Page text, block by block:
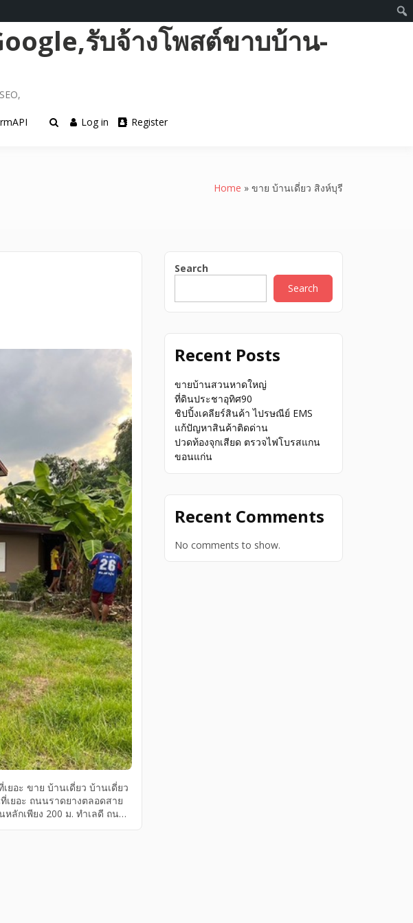
รับจ้างโพสต์ขาบบ้าน-
Log in Register
Home » ขาย บ้านเดี่ยว สิงห์บุรี
ยอะ ขาย บ้านเดี่ยว บ้านเดี่ยว
เยอะ ถนนราดยางตลอดสาย
ลักเพียง 200 ม. ทำเลดี ถนน
Search
Search
Recent Posts
ขายบ้านสวนหาดใหญ่
ที่ดินประชาอุทิศ90
ชิปปิ้งเคลียร์สินค้า ไปรษณีย์ EMS
แก้ปัญหาสินค้าติดด่าน
ปวดท้องจุกเสียด ตรวจไฟโบรสแกน
ขอนแก่น
Recent Comments
No comments to show.